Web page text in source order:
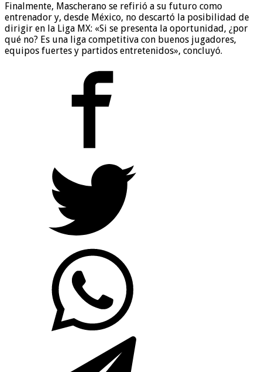
Finalmente, Mascherano se refirió a su futuro como
entrenador y, desde México, no descartó la posibilidad de
dirigir en la Liga MX: «Si se presenta la oportunidad, ¿por
qué no? Es una liga competitiva con buenos jugadores,
equipos fuertes y partidos entretenidos», concluyó.